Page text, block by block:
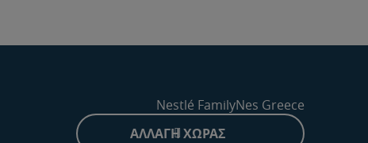
Nestlé FamilyNes Greece
ΑΛΛΑΓΉ ΧΏΡΑΣ